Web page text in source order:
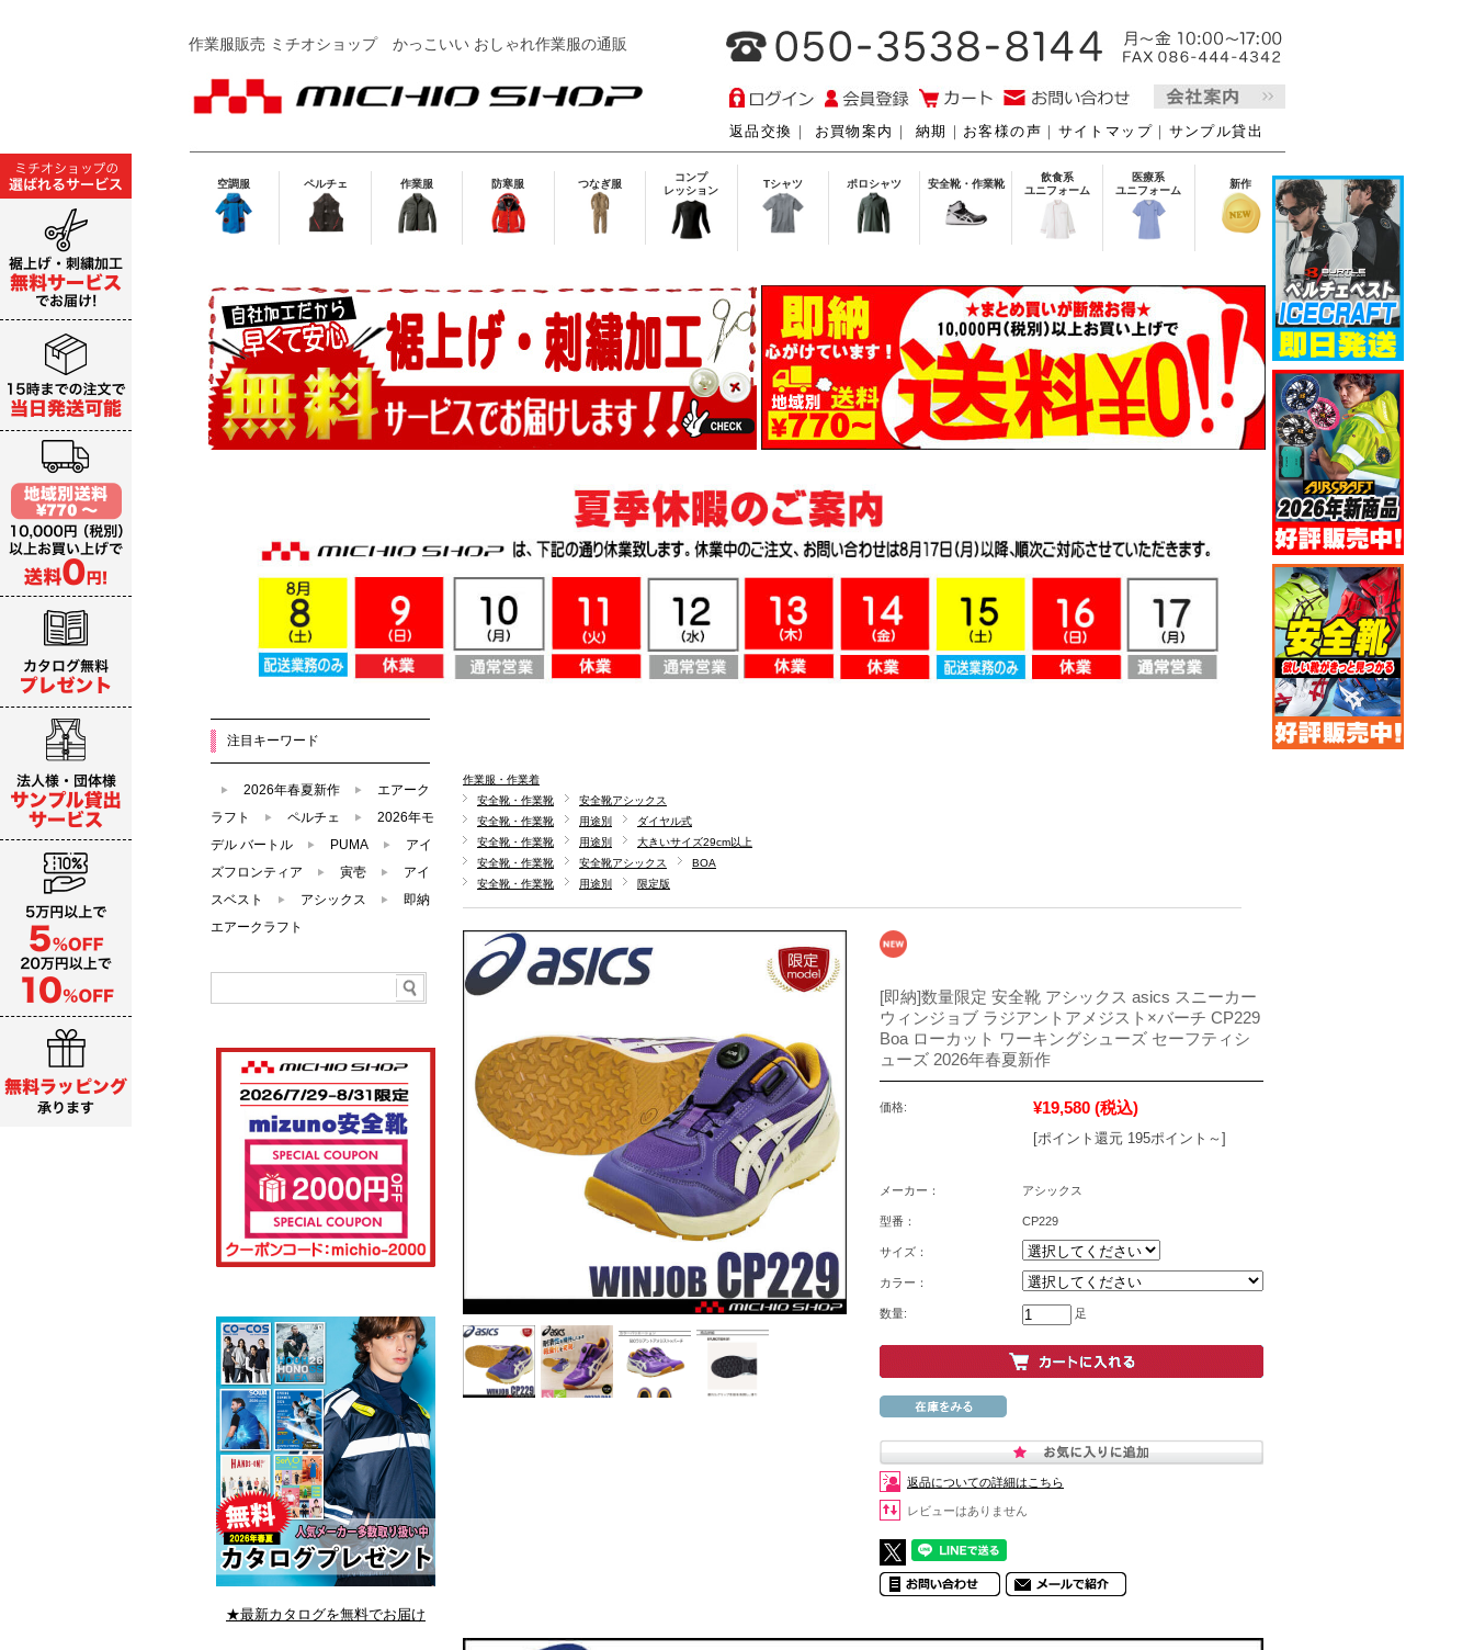
作業服販売 ミチオショップかっこいい おしゃれ作業服の通販
返品交換 ｜ お買物案内 ｜ 納期 ｜ お客様の声 ｜ サイトマップ ｜ サンプル貸出
空調服 ペルチェ 作業服 防寒服 つなぎ服
コンプ
レッション
Tシャツ ポロシャツ 安全靴・作業靴
飲食系
ユニフォーム
医療系
ユニフォーム
新作
作業服・作業着
安全靴・作業靴
安全靴アシックス
安全靴・作業靴
用途別
ダイヤル式
安全靴・作業靴
用途別
大きいサイズ29cm以上
安全靴・作業靴
安全靴アシックス
BOA
安全靴・作業靴
用途別 限定版
[即納]数量限定 安全靴 アシックス asics スニーカー
ウィンジョブ ラジアントアメジスト×バーチ CP229
Boa ローカット ワーキングシューズ セーフティシ
ューズ 2026年春夏新作
価格: ¥19,580 (税込)
[ポイント還元 195ポイント～]
メーカー： アシックス
型番： CP229
サイズ：
カラー：
数量: 足
返品についての詳細はこちら
レビューはありません
注目キーワード
2026年春夏新作
エアーク
ラフト
ペルチェ
2026年モ
デル バートル
PUMA
アイ
ズフロンティア
寅壱
アイ
スベスト
アシックス
即納
エアークラフト
★最新カタログを無料でお届け